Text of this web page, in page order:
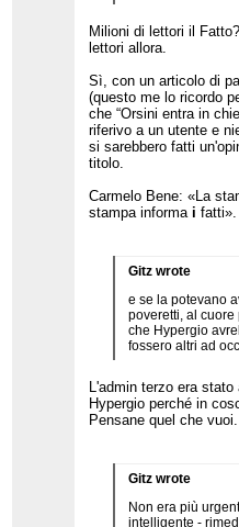
Milioni di lettori il
lettori allora.
Sì, con un articolo di
(questo me lo ricordo
che “Orsini entra in
riferivo a un utente e
si sarebbero fatti
titolo.
Carmelo Bene: «La
stampa informai fatti».
Gitz wrote
e se la potevano
poveretti, al
che Hypergio
fossero altri ad
L'admin terzo era
Hypergio perché in
Pensane quel che vuoi.
Gitz wrote
Non era più
intelligente -